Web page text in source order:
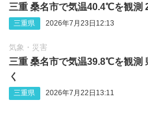
三重 桑名市で気温40.4℃を観測
三重県 2026年7月23日12:13
気象・災害
三重 桑名市で気温39.8℃を観測
く
三重県 2026年7月22日13:11